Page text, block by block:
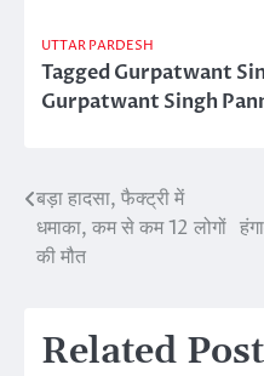
UTTAR PARDESH
TaggedGurpatwant
Gurpatwant Singh
Post
navigation
बड़ा हादसा, फैक्ट्री में
धमाका, कम से कम 12 लोगों
की मौत
Related